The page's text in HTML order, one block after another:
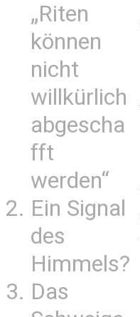
„Riten
können
nicht
willkürlich
abgescha
fft
werden“
Ein Signal
des
Himmels?
Das